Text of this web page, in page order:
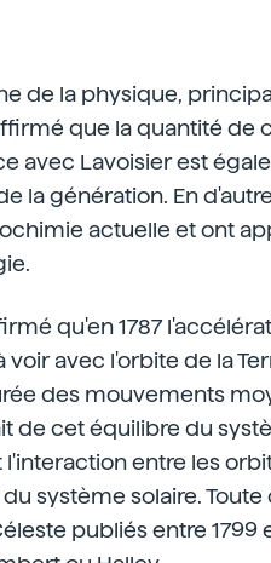
de la physique,
que la quantité de
avec Lavoisier est
la génération. En
actuelle et ont
qu'en 1787
avec l'orbite de la
des mouvements
de cet équilibre du
entre les
système solaire.
publiés entre 1799